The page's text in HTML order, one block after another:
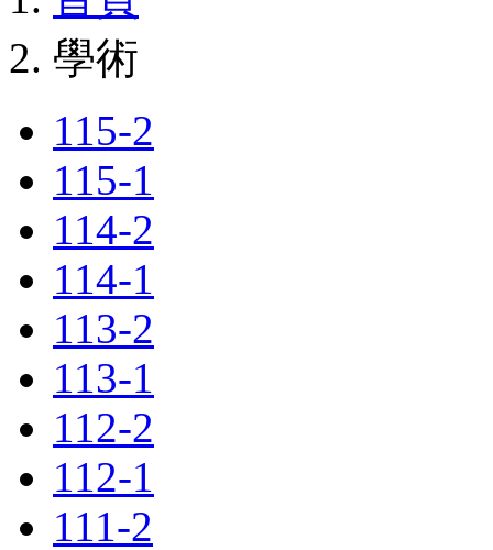
學術
115-2
115-1
114-2
114-1
113-2
113-1
112-2
112-1
111-2